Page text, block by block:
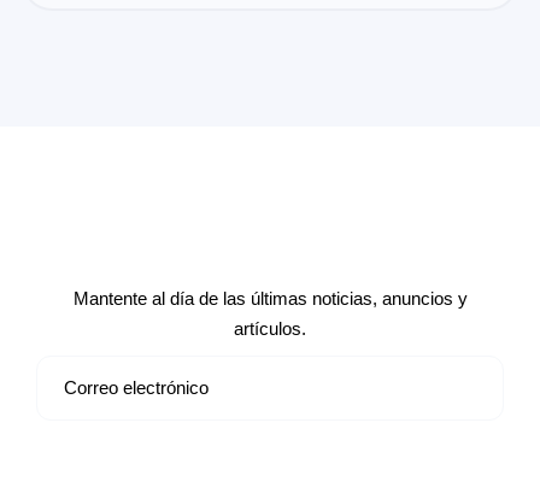
Mantente al día de las últimas noticias, anuncios y
artículos.